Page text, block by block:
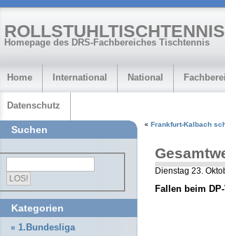
Homepage des DRS-Fachbereiches Tischtennis
Home International National
Datenschutz
« Frankfurt-Kalbach
Dienstag 23.
Fallen beim
Suchen
Kategorien
1.Bundesliga